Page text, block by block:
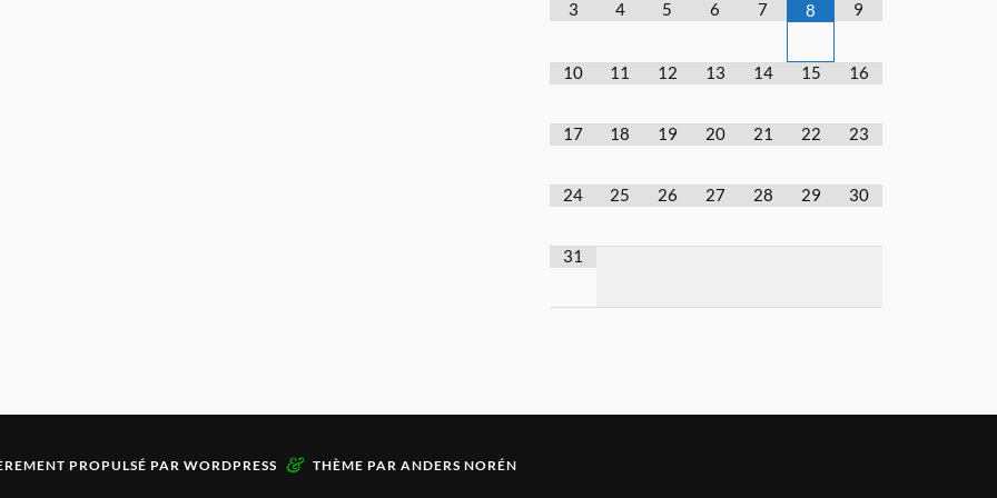
3 4 5 6 7 8 9
10 11 12 13 14 15 16
17 18 19 20 21 22 23
24 25 26 27 28 29 30
31
PROPULSÉ PAR WORDPRESS & THÈME PAR ANDERS NORÉN